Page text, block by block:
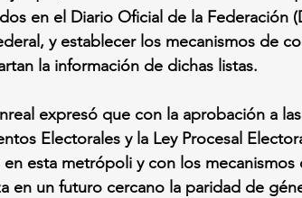
en el Diario Oficial de la Federación
y establecer los mecanismos de
la información de dichas listas.
expresó que con la aprobación a
Electorales y la Ley Procesal
en esta metrópoli y con los
en un futuro cercano la paridad de